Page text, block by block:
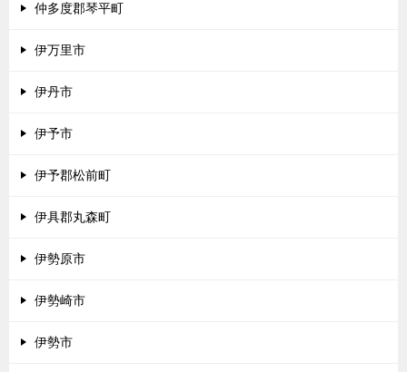
仲多度郡琴平町
伊万里市
伊丹市
伊予市
伊予郡松前町
伊具郡丸森町
伊勢原市
伊勢崎市
伊勢市